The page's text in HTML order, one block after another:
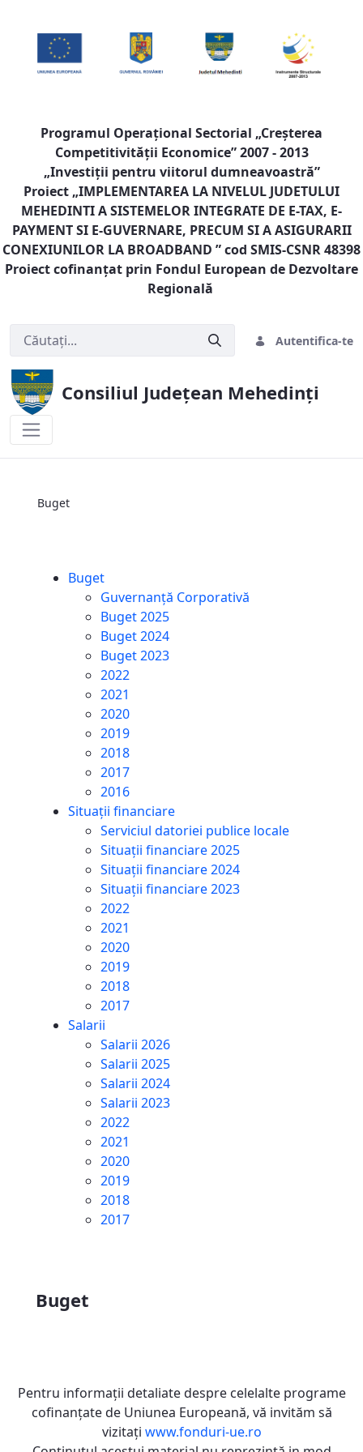
Programul Operaţional Sectorial „Creşterea
Competitivităţii Economice” 2007 - 2013
„Investiţii pentru viitorul dumneavoastră”
Proiect „IMPLEMENTAREA LA NIVELUL JUDETULUI
MEHEDINTI A SISTEMELOR INTEGRATE DE E-TAX, E-
PAYMENT SI E-GUVERNARE, PRECUM SI A ASIGURARII
CONEXIUNILOR LA BROADBAND ” cod SMIS-CSNR 48398
Proiect cofinanţat prin Fondul European de Dezvoltare
Regională
Autentifica-te
Consiliul Județean Mehedinți
Buget
Buget
Guvernanță Corporativă
Buget 2025
Buget 2024
Buget 2023
2022
2021
2020
2019
2018
2017
2016
Situații financiare
Serviciul datoriei publice locale
Situații financiare 2025
Situații financiare 2024
Situații financiare 2023
2022
2021
2020
2019
2018
2017
Salarii
Salarii 2026
Salarii 2025
Salarii 2024
Salarii 2023
2022
2021
2020
2019
2018
2017
Buget
Pentru informaţii detaliate despre celelalte programe
cofinanţate de Uniunea Europeană, vă invităm să
vizitaţi www.fonduri-ue.ro